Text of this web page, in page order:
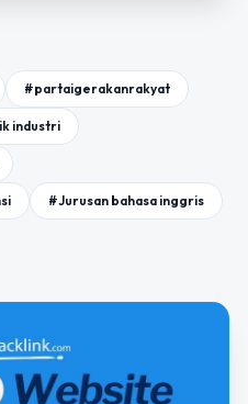
#partaigerakanrakyat
industri
#Jurusan bahasa inggris